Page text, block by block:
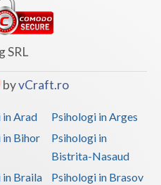
SRL
byvCraft.ro
in Arad
Psihologi in Arges
in Bihor
Psihologi in
Bistrita-Nasaud
in Braila
Psihologi in Brasov